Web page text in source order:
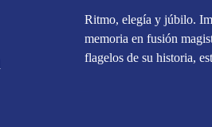
Ritmo, elegía y júbilo.
memoria en fusión
flagelos de su historia,